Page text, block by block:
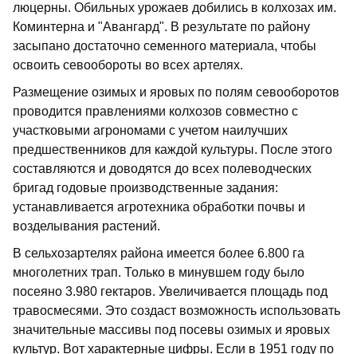
люцерны. Обильных урожаев добились в колхозах им.
Коминтерна и "Авангард". В результате по району
засыпано достаточно семенного материала, чтобы
освоить севообороты во всех артелях.
Размещение озимых и яровых по полям севооборотов
проводится правлениями колхозов совместно с
участковыми агрономами с учетом наилучших
предшественников для каждой культуры. После этого
составляются и доводятся до всех полеводческих
бригад годовые производственные задания:
устанавливается агротехника обработки почвы и
возделывания растений.
В сельхозартелях района имеется более 6.800 га
многолетних трап. Только в минувшем году было
посеяно 3.980 гектаров. Увеличивается площадь под
травосмесями. Это создаст возможность использовать
значительные массивы под посевы озимых и яровых
культур. Вот характерные цифры. Если в 1951 году по